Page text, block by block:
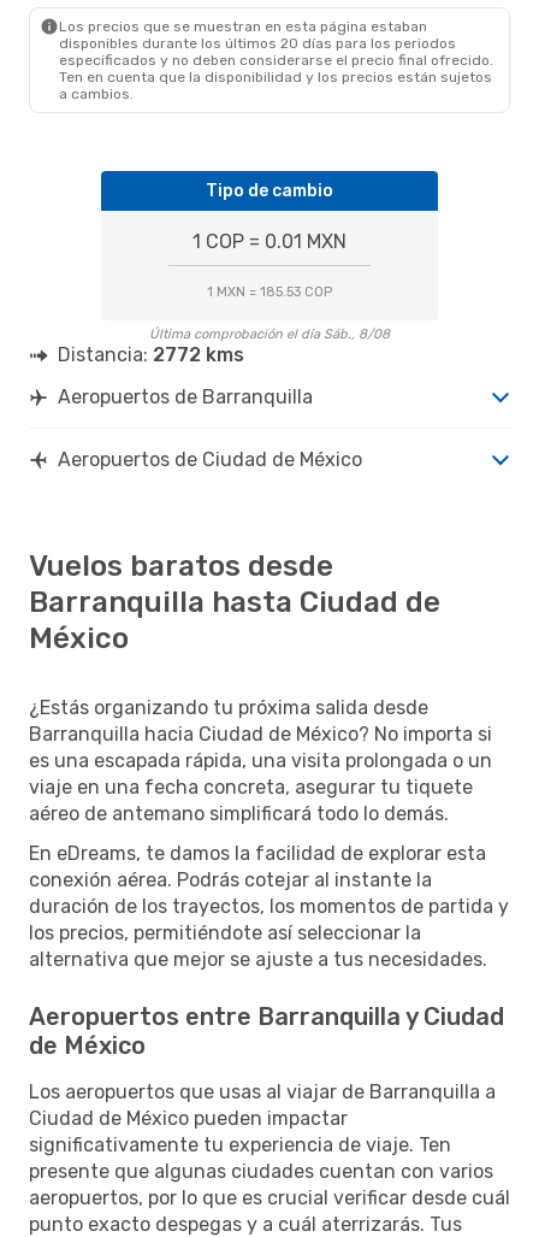
Los precios que se muestran en esta página estaban
disponibles durante los últimos 20 días para los periodos
especificados y no deben considerarse el precio final ofrecido.
Ten en cuenta que la disponibilidad y los precios están sujetos
a cambios.
Tipo de cambio
1 COP = 0.01 MXN
1 MXN = 185.53 COP
Última comprobación el día Sáb., 8/08
Distancia: 2772 kms
Aeropuertos de Barranquilla
Aeropuertos de Ciudad de México
Vuelos baratos desde
Barranquilla hasta Ciudad de
México
¿Estás organizando tu próxima salida desde
Barranquilla hacia Ciudad de México? No importa si
es una escapada rápida, una visita prolongada o un
viaje en una fecha concreta, asegurar tu tiquete
aéreo de antemano simplificará todo lo demás.
En eDreams, te damos la facilidad de explorar esta
conexión aérea. Podrás cotejar al instante la
duración de los trayectos, los momentos de partida y
los precios, permitiéndote así seleccionar la
alternativa que mejor se ajuste a tus necesidades.
Aeropuertos entre Barranquilla y Ciudad
de México
Los aeropuertos que usas al viajar de Barranquilla a
Ciudad de México pueden impactar
significativamente tu experiencia de viaje. Ten
presente que algunas ciudades cuentan con varios
aeropuertos, por lo que es crucial verificar desde cuál
punto exacto despegas y a cuál aterrizarás. Tus